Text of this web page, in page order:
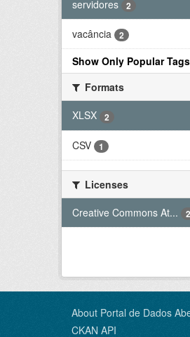
servidores
2
vacância 2
Show Only Popular Tags
Formats
XLSX
2
CSV 1
Licenses
Creative Commons At...
2
About Portal de Dados
CKAN API